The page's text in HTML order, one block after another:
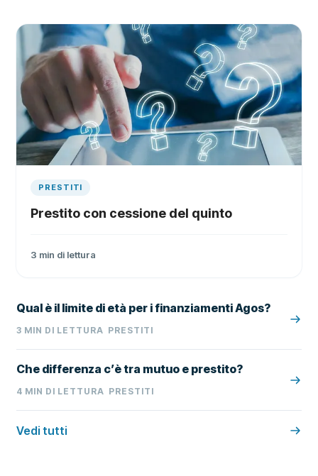
PRESTITI
Prestito con cessione del quinto
3 min di lettura
Qual è il limite di età per i finanziamenti Agos?
3 MIN DI LETTURA PRESTITI
Che differenza c’è tra mutuo e prestito?
4 MIN DI LETTURA PRESTITI
Vedi tutti